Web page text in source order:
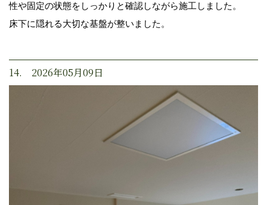
性や固定の状態をしっかりと確認しながら施工しました。
床下に隠れる大切な基盤が整いました。
14. 2026年05月09日